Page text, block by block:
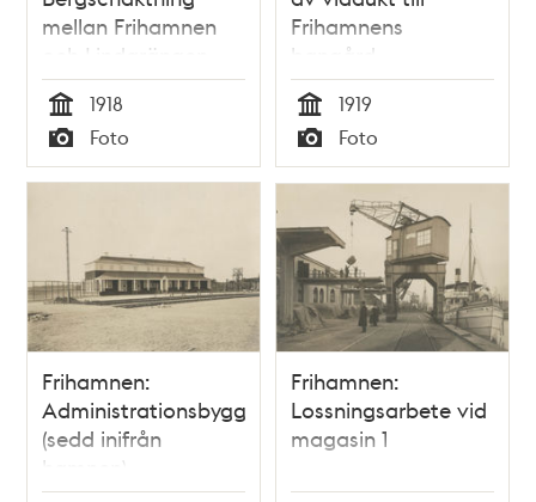
mellan Frihamnen
och Lindarängen.
Lokomotivkranar i
arbete.
Tid
1918
Typ
Foto
Frihamnens
bangård.
Tid
1919
Typ
Foto
Frihamnen:
Administrationsbyggnaden
(sedd inifrån
hamnen)
Frihamnen:
Lossningsarbete vid
magasin 1